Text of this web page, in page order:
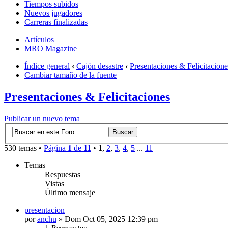
Tiempos subidos
Nuevos jugadores
Carreras finalizadas
Artículos
MRO Magazine
Índice general ‹ Cajón desastre ‹ Presentaciones &
Cambiar tamaño de la fuente
Presentaciones & Felicitaciones
Publicar un nuevo tema
530 temas • Página 1 de 11 • 1, 2, 3, 4, 5 ... 11
Temas
Respuestas
Vistas
Último mensaje
presentacion
poranchu » Dom Oct 05, 2025 12:39 pm